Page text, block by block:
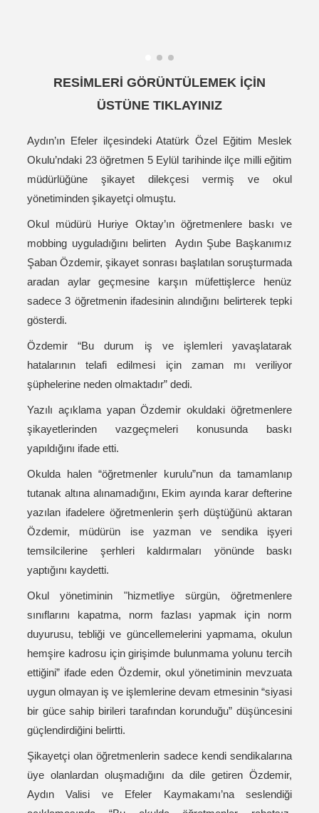
RESİMLERİ GÖRÜNTÜLEMEK İÇİN
ÜSTÜNE TIKLAYINIZ
Aydın’ın Efeler ilçesindeki Atatürk Özel Eğitim Meslek
Okulu’ndaki 23 öğretmen 5 Eylül tarihinde ilçe milli eğitim
müdürlüğüne şikayet dilekçesi vermiş ve okul
yönetiminden şikayetçi olmuştu.
Okul müdürü Huriye Oktay’ın öğretmenlere baskı ve
mobbing uyguladığını belirten Aydın Şube Başkanımız
Şaban Özdemir, şikayet sonrası başlatılan soruşturmada
aradan aylar geçmesine karşın müfettişlerce henüz
sadece 3 öğretmenin ifadesinin alındığını belirterek tepki
gösterdi.
Özdemir “Bu durum iş ve işlemleri yavaşlatarak
hatalarının telafi edilmesi için zaman mı veriliyor
şüphelerine neden olmaktadır” dedi.
Yazılı açıklama yapan Özdemir okuldaki öğretmenlere
şikayetlerinden vazgeçmeleri konusunda baskı
yapıldığını ifade etti.
Okulda halen “öğretmenler kurulu”nun da tamamlanıp
tutanak altına alınamadığını, Ekim ayında karar defterine
yazılan ifadelere öğretmenlerin şerh düştüğünü aktaran
Özdemir, müdürün ise yazman ve sendika işyeri
temsilcilerine şerhleri kaldırmaları yönünde baskı
yaptığını kaydetti.
Okul yönetiminin "hizmetliye sürgün, öğretmenlere
sınıflarını kapatma, norm fazlası yapmak için norm
duyurusu, tebliği ve güncellemelerini yapmama, okulun
hemşire kadrosu için girişimde bulunmama yolunu tercih
ettiğini” ifade eden Özdemir, okul yönetiminin mevzuata
uygun olmayan iş ve işlemlerine devam etmesinin “siyasi
bir güce sahip birileri tarafından korunduğu” düşüncesini
güçlendirdiğini belirtti.
Şikayetçi olan öğretmenlerin sadece kendi sendikalarına
üye olanlardan oluşmadığını da dile getiren Özdemir,
Aydın Valisi ve Efeler Kaymakamı’na seslendiği